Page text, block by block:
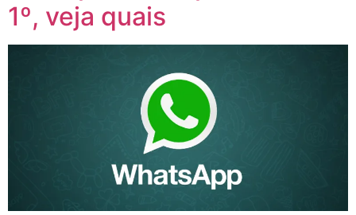
1º, veja quais